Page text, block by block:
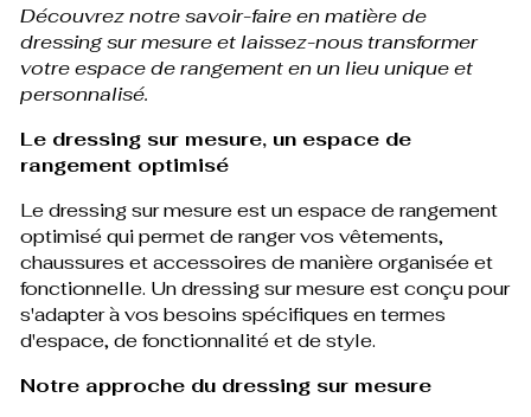
Découvrez notre savoir-faire en matière de
dressing sur mesure et laissez-nous transformer
votre espace de rangement en un lieu unique et
personnalisé.
Le dressing sur mesure, un espace de
rangement optimisé
Le dressing sur mesure est un espace de rangement
optimisé qui permet de ranger vos vêtements,
chaussures et accessoires de manière organisée et
fonctionnelle. Un dressing sur mesure est conçu pour
s'adapter à vos besoins spécifiques en termes
d'espace, de fonctionnalité et de style.
Notre approche du dressing sur mesure